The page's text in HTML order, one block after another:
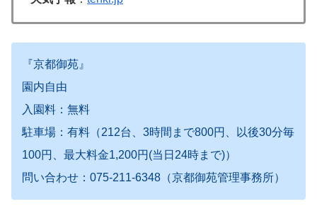
『京都御苑』
園内自由
入園料：無料
駐車場：有料（212台、3時間まで800円、以後30分毎
100円、最大料金1,200円(当日24時まで)）
問い合わせ：075-211-6348（京都御苑管理事務所）